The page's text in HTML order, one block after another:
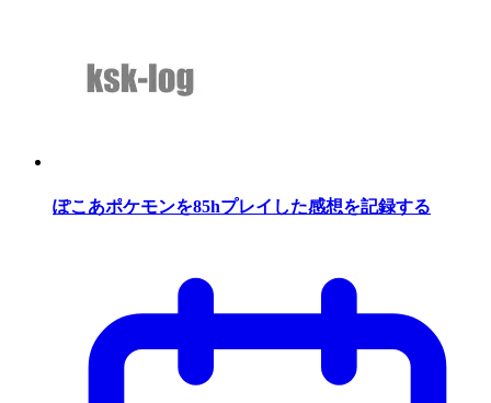
ぽこあポケモンを85hプレイした感想を記録する